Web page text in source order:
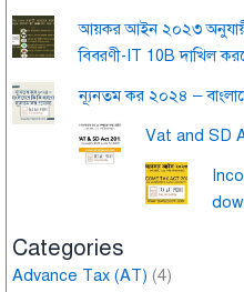
আয়কর আইন ২০২৩ অনুযায়ী
বিবরণী-IT 10B দাখিল
ন্যূনতম কর ২০২৪ –
Vat and SD
Categories
Advance Tax (AT) (4)